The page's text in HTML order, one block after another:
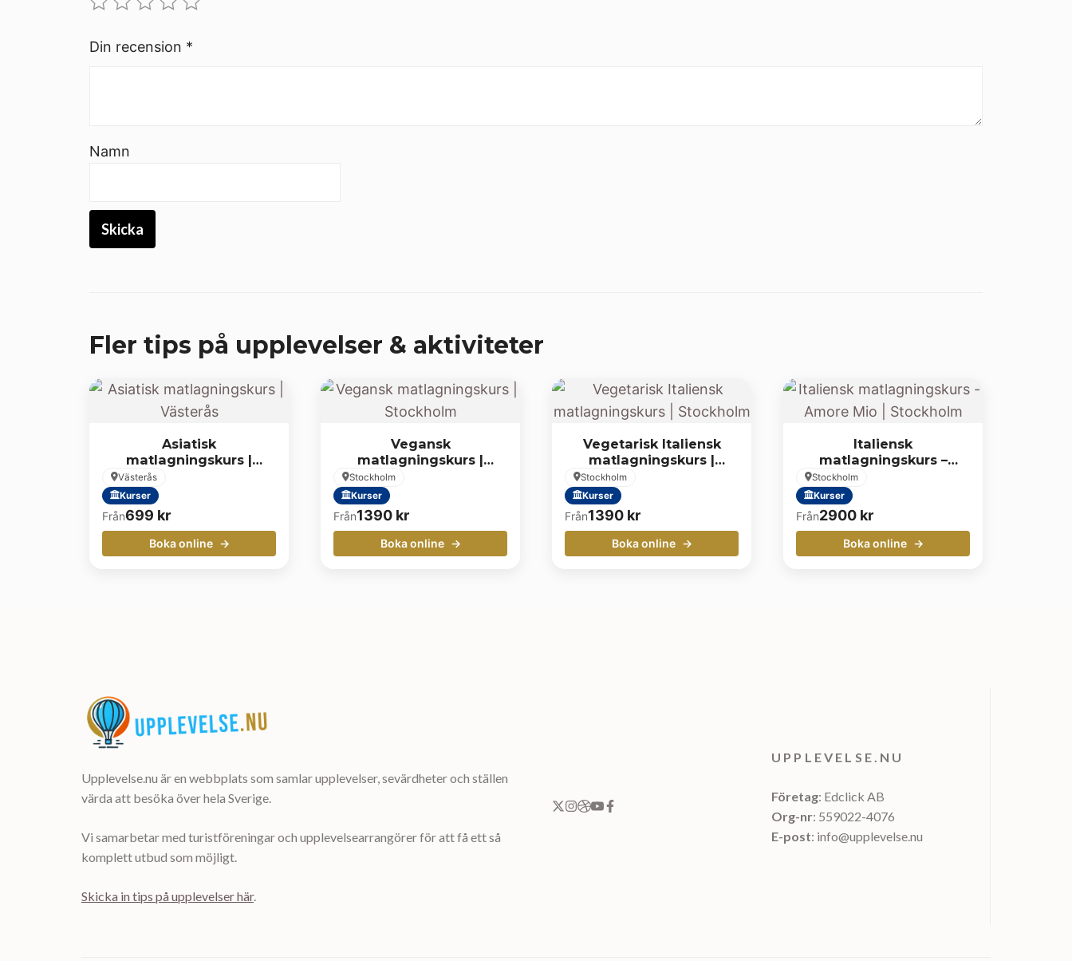
Din recension *
Namn
Fler tips på upplevelser & aktiviteter
Asiatisk
matlagningskurs |
Västerås
Kurser
Från699 kr
Boka online
Vegansk
matlagningskurs |
Stockholm
Stockholm
Kurser
Från1390 kr
Boka online
Vegetarisk Italiensk
matlagningskurs |
Stockholm
Stockholm
Kurser
Från1390 kr
Boka online
Italiensk
matlagningskurs –
Amore Mio | Stockholm
Stockholm
Kurser
Från2900 kr
Boka online
Upplevelse.nu är en webbplats som samlar upplevelser, sevärdheter och ställen
värda att besöka över hela Sverige.
Vi samarbetar med turistföreningar och upplevelsearrangörer för att få ett så
komplett utbud som möjligt.
Skicka in tips på upplevelser här.
UPPLEVELSE.NU
Företag: Edclick AB
Org-nr: 559022-4076
E-post: info@upplevelse.nu